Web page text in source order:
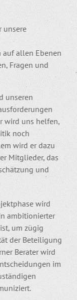
unsere
auf allen Ebenen
Fragen und
unseren
wird uns helfen,
noch
wird er dazu
Mitglieder, das
und
wird
ambitionierter
um zügig
der Beteiligung
Berater wird
im